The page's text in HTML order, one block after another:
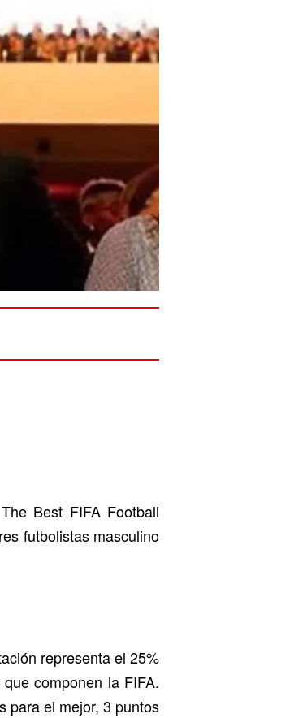
Best FIFA Football
futbolistas masculino
representa el 25%
componen la FIFA.
para el mejor, 3 puntos